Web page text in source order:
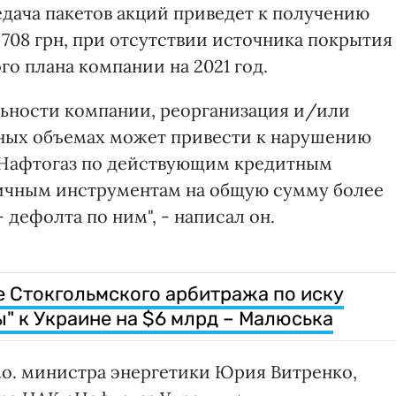
пакетов акций приведет к получению
грн, при отсутствии источника покрытия
плана компании на 2021 год.
компании, реорганизация и/или
объемах может привести к нарушению
по действующим кредитным
инструментам на общую сумму более
дефолта по ним", - написал он.
арбитража по иску
к Украине на $6 млрд – Малюська
министра энергетики Юрия Витренко,